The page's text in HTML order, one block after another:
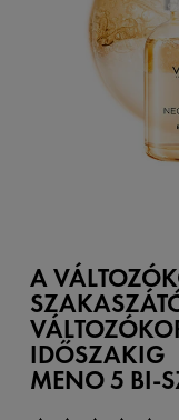
A
IDŐSZAKIG
MENO 5 BI-